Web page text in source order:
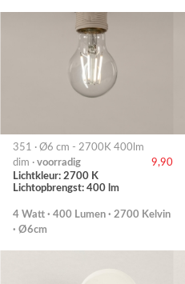
351 · Ø6 cm - 2700K 400lm
dim · voorradig
9,90
Lichtkleur: 2700 K
Lichtopbrengst: 400 lm
4 Watt · 400 Lumen · 2700 Kelvin
· Ø6cm